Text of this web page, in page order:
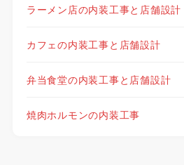
ラーメン店の内装工事と店舗設計
カフェの内装工事と店舗設計
弁当食堂の内装工事と店舗設計
焼肉ホルモンの内装工事